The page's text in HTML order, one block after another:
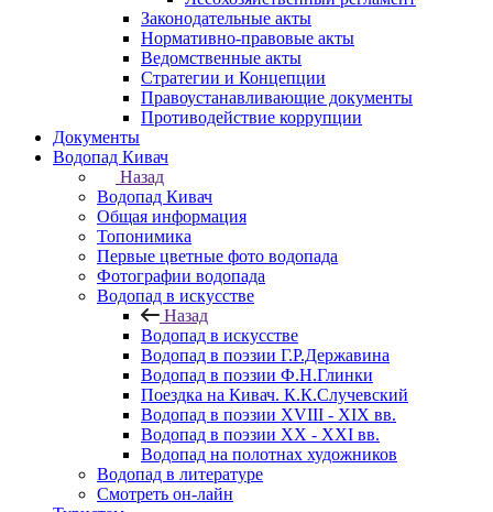
Законодательные акты
Нормативно-правовые акты
Ведомственные акты
Стратегии и Концепции
Правоустанавливающие документы
Противодействие коррупции
Документы
Водопад Кивач
Назад
Водопад Кивач
Общая информация
Топонимика
Первые цветные фото водопада
Фотографии водопада
Водопад в искусстве
Назад
Водопад в искусстве
Водопад в поэзии Г.Р.Державина
Водопад в поэзии Ф.Н.Глинки
Поездка на Кивач. К.К.Случевский
Водопад в поэзии XVIII - XIX вв.
Водопад в поэзии XX - XXI вв.
Водопад на полотнах художников
Водопад в литературе
Смотреть он-лайн